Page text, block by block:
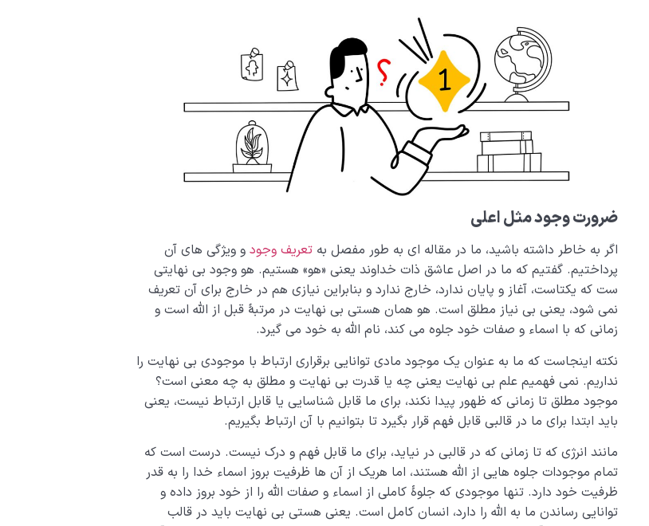
ضرورت وجود مثل اعلی
اگر به خاطر داشته باشید، ما در مقاله ای به طور مفصل بهتعریف وجود و ویژگی های آن
پرداختیم. گفتیم که ما در اصل عاشق ذات خداوند یعنی «هو» هستیم. هو وجود بی نهایتی
ست که یکتاست، آغاز و پایان ندارد، خارج ندارد و بنابراین نیازی هم در خارج برای آن تعریف
نمی شود، یعنی بی نیاز مطلق است. هو همان هستی بی نهایت در مرتبۀ قبل از الله است و
زمانی که با اسماء و صفات خود جلوه می کند، نام الله به خود می گیرد.
نکته اینجاست که ما به عنوان یک موجود مادی توانایی برقراری ارتباط با موجودی بی نهایت را
نداریم. نمی فهمیم علم بی نهایت یعنی چه یا قدرت بی نهایت و مطلق به چه معنی است؟
موجود مطلق تا زمانی که ظهور پیدا نکند، برای ما قابل شناسایی یا قابل ارتباط نیست، یعنی
باید ابتدا برای ما در قالبی قابل فهم قرار بگیرد تا بتوانیم با آن ارتباط بگیریم.
مانند انرژی که تا زمانی که در قالبی در نیاید، برای ما قابل فهم و درک نیست. درست است که
تمام موجودات جلوه هایی از الله هستند، اما هریک از آن ها ظرفیت بروز اسماء خدا را به قدر
ظرفیت خود دارد. تنها موجودی که جلوۀ کاملی از اسماء و صفات الله را از خود بروز داده و
توانایی رساندن ما به الله را دارد، انسان کامل است. یعنی هستی بی نهایت باید در قالب